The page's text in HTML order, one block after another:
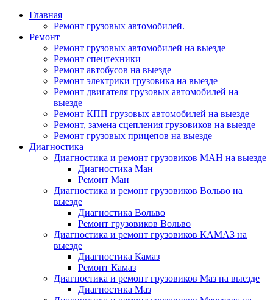
Главная
Ремонт грузовых автомобилей.
Ремонт
Ремонт грузовых автомобилей на выезде
Ремонт спецтехники
Ремонт автобусов на выезде
Ремонт электрики грузовика на выезде
Ремонт двигателя грузовых автомобилей на
выезде
Ремонт КПП грузовых автомобилей на выезде
Ремонт, замена сцепления грузовиков на выезде
Ремонт грузовых прицепов на выезде
Диагностика
Диагностика и ремонт грузовиков МАН на выезде
Диагностика Ман
Ремонт Ман
Диагностика и ремонт грузовиков Вольво на
выезде
Диагностика Вольво
Ремонт грузовиков Вольво
Диагностика и ремонт грузовиков КАМАЗ на
выезде
Диагностика Камаз
Ремонт Камаз
Диагностика и ремонт грузовиков Маз на выезде
Диагностика Маз